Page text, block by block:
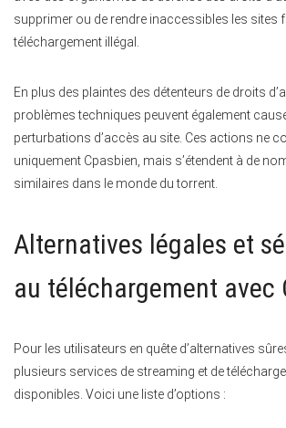
supprimer ou de rendre inaccessibles les sites
téléchargement illégal.
En plus des plaintes des détenteurs de droits
problèmes techniques peuvent également
perturbations d’accès au site. Ces actions ne
uniquement Cpasbien, mais s’étendent à de
similaires dans le monde du torrent.
Alternatives légales et
au téléchargement avec
Pour les utilisateurs en quête d’alternatives
plusieurs services de streaming et de
disponibles. Voici une liste d’options :